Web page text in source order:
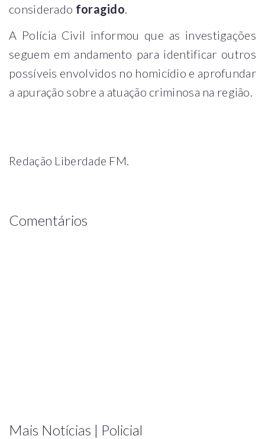
considerado foragido
A Polícia Civil informou que as investigações
seguem em andamento para identificar outros
possíveis envolvidos no homicídio e aprofundar
a apuração sobre a atuação criminosa na região.
Redação Liberdade FM.
Comentários
Mais Notícias | Policial